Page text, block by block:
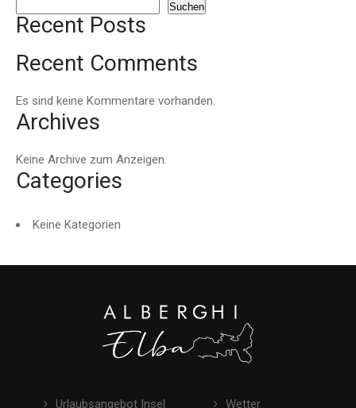
Suchen
Recent Posts
Recent Comments
Es sind keine Kommentare vorhanden.
Archives
Keine Archive zum Anzeigen.
Categories
Keine Kategorien
Urlaubsangebot Insel Wetter